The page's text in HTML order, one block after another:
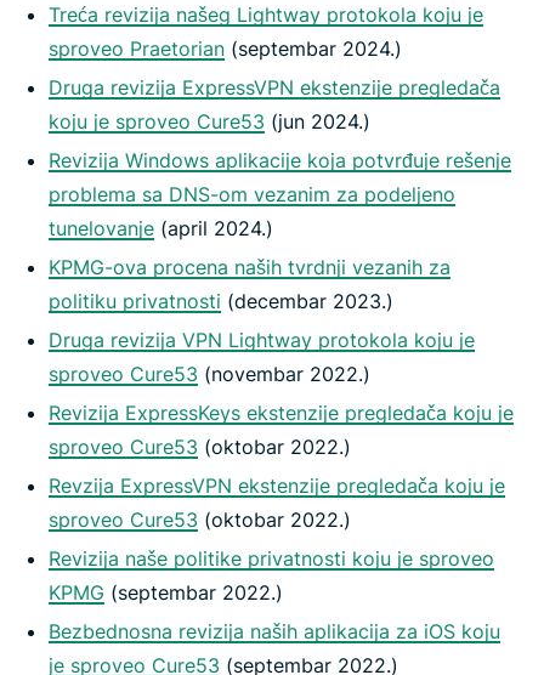
Treća revizija našeg Lightway protokola koju je
sproveo Praetorian (septembar 2024.)
Druga revizija ExpressVPN ekstenzije pregledača
koju je sproveo Cure53 (jun 2024.)
Revizija Windows aplikacije koja potvrđuje rešenje
problema sa DNS-om vezanim za podeljeno
tunelovanje (april 2024.)
KPMG-ova procena naših tvrdnji vezanih za
politiku privatnosti (decembar 2023.)
Druga revizija VPN Lightway protokola koju je
sproveo Cure53 (novembar 2022.)
Revizija ExpressKeys ekstenzije pregledača koju je
sproveo Cure53 (oktobar 2022.)
Revzija ExpressVPN ekstenzije pregledača koju je
sproveo Cure53 (oktobar 2022.)
Revizija naše politike privatnosti koju je sproveo
KPMG (septembar 2022.)
Bezbednosna revizija naših aplikacija za iOS koju
je sproveo Cure53 (septembar 2022.)